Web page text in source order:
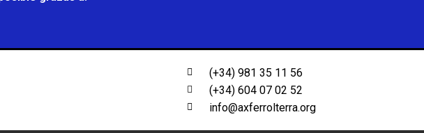
(+34) 981 35 11 56
(+34) 604 07 02 52
info@axferrolterra.org